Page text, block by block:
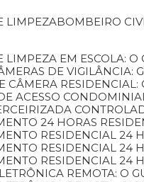
LIMPEZA
BOMBEIRO
LIMPEZA EM ESCOLA:
DE
CÂMERA
DE ACESSO
24 HORAS
RESIDENCIAL 24
RESIDENCIAL 24
RESIDENCIAL 24
REMOTA: O